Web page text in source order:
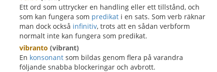
Ett ord som uttrycker en handling eller ett tillstånd, och
som kan fungera som predikat i en sats. Som verb räknar
man dock också infinitiv, trots att en sådan verbform
normalt inte kan fungera som predikat.
vibranto (vibrant)
En konsonant som bildas genom flera på varandra
följande snabba blockeringar och avbrott.